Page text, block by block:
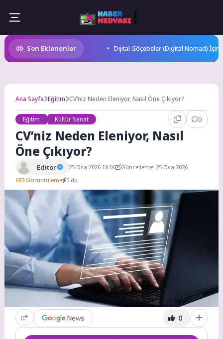
content
Son Eklenenler Dijital Göçebeler (Digital Nomad) İçin
Ana Sayfa Eğitim CV’niz Neden Eleniyor, Nasıl Öne Çıkıyor?
Eğitim Kültür Sanat 0
CV’niz Neden Eleniyor, Nasıl
Öne Çıkıyor?
Editor 25 Oca 2026 18:06
Güncelleme: 25 Oca 2026
683 Görüntüleme 5 dk.
0